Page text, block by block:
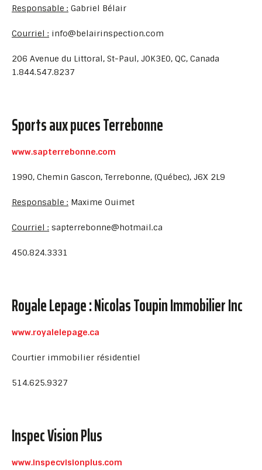
Responsable : Gabriel Bélair
Courriel : info@belairinspection.com
206 Avenue du Littoral, St-Paul, J0K3E0, QC, Canada
1.844.547.8237
Sports aux puces Terrebonne
www.sapterrebonne.com
1990, Chemin Gascon, Terrebonne, (Québec), J6X 2L9
Responsable : Maxime Ouimet
Courriel : sapterrebonne@hotmail.ca
450.824.3331
Royale Lepage : Nicolas Toupin Immobilier Inc
www.royalelepage.ca
Courtier immobilier résidentiel
514.625.9327
Inspec Vision Plus
www.inspecvisionplus.com